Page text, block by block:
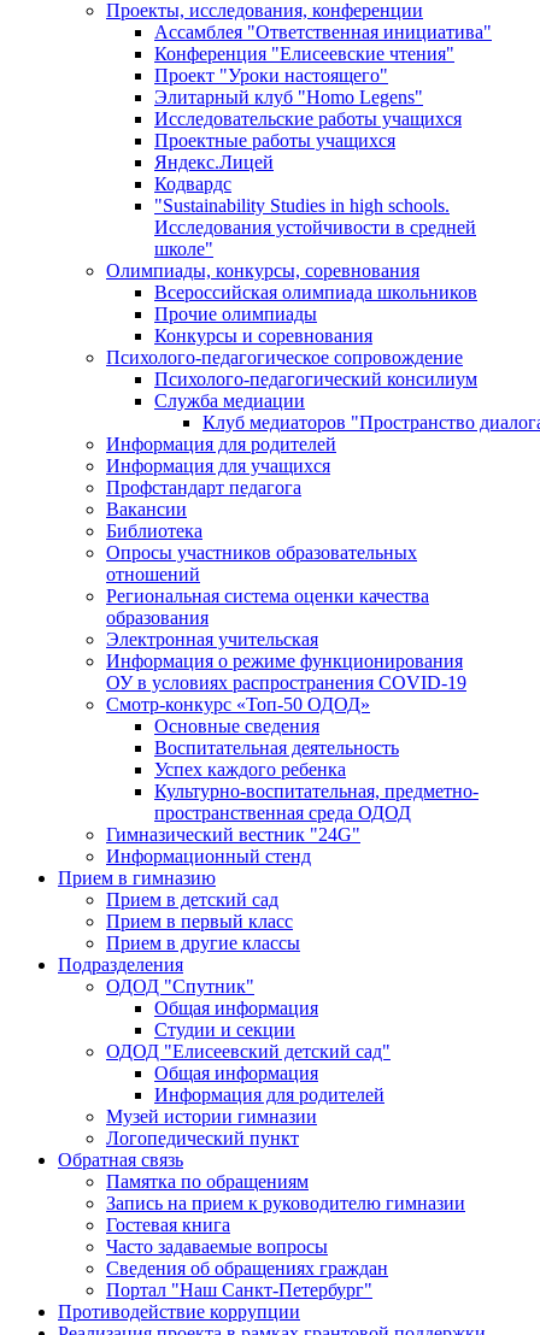
Проекты, исследования, конференции
Ассамблея "Ответственная инициатива"
Конференция "Елисеевские чтения"
Проект "Уроки настоящего"
Элитарный клуб "Homo Legens"
Исследовательские работы учащихся
Проектные работы учащихся
Яндекс.Лицей
Кодвардс
"Sustainability Studies in high schools.
Исследования устойчивости в средней
школе"
Олимпиады, конкурсы, соревнования
Всероссийская олимпиада школьников
Прочие олимпиады
Конкурсы и соревнования
Психолого-педагогическое сопровождение
Психолого-педагогический консилиум
Служба медиации
Клуб медиаторов "Пространство
Информация для родителей
Информация для учащихся
Профстандарт педагога
Вакансии
Библиотека
Опросы участников образовательных
отношений
Региональная система оценки качества
образования
Электронная учительская
Информация о режиме функционирования
ОУ в условиях распространения COVID-19
Смотр-конкурс «Топ-50 ОДОД»
Основные сведения
Воспитательная деятельность
Успех каждого ребенка
Культурно-воспитательная, предметно-
пространственная среда ОДОД
Гимназический вестник "24G"
Информационный стенд
Прием в гимназию
Прием в детский сад
Прием в первый класс
Прием в другие классы
Подразделения
ОДОД "Спутник"
Общая информация
Студии и секции
ОДОД "Елисеевский детский сад"
Общая информация
Информация для родителей
Музей истории гимназии
Логопедический пункт
Обратная связь
Памятка по обращениям
Запись на прием к руководителю гимназии
Гостевая книга
Часто задаваемые вопросы
Сведения об обращениях граждан
Портал "Наш Санкт-Петербург"
Противодействие коррупции